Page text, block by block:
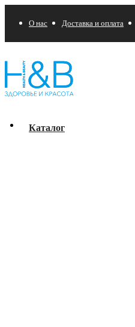
О нас Доставка и оплата
Каталог